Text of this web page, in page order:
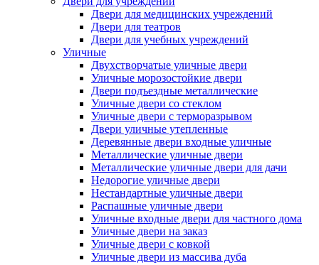
Двери для медицинских учреждений
Двери для театров
Двери для учебных учреждений
Уличные
Двухстворчатые уличные двери
Уличные морозостойкие двери
Двери подъездные металлические
Уличные двери со стеклом
Уличные двери с терморазрывом
Двери уличные утепленные
Деревянные двери входные уличные
Металлические уличные двери
Металлические уличные двери для дачи
Недорогие уличные двери
Нестандартные уличные двери
Распашные уличные двери
Уличные входные двери для частного дома
Уличные двери на заказ
Уличные двери с ковкой
Уличные двери из массива дуба